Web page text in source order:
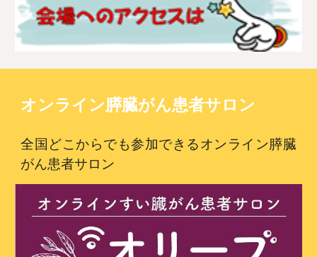
オンライン膵臓がん患者サロン
全国どこからでも参加できるオンライン膵臓
がん患者サロン